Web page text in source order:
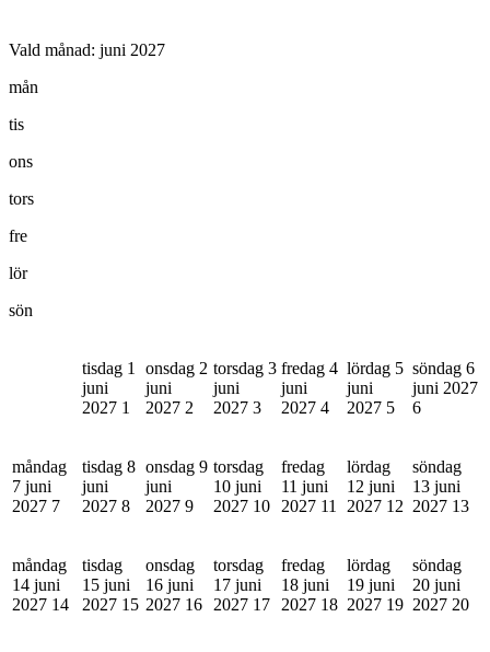
Vald månad: juni 2027
mån
tis
ons
tors
fre
lör
sön
tisdag 1
juni
2027 1
onsdag 2
juni
2027 2
torsdag 3
juni
2027 3
fredag 4
juni
2027 4
lördag 5
juni
2027 5
söndag 6
juni 2027
6
måndag
7 juni
2027 7
tisdag 8
juni
2027 8
onsdag 9
juni
2027 9
torsdag
10 juni
2027 10
fredag
11 juni
2027 11
lördag
12 juni
2027 12
söndag
13 juni
2027 13
måndag
14 juni
2027 14
tisdag
15 juni
2027 15
onsdag
16 juni
2027 16
torsdag
17 juni
2027 17
fredag
18 juni
2027 18
lördag
19 juni
2027 19
söndag
20 juni
2027 20